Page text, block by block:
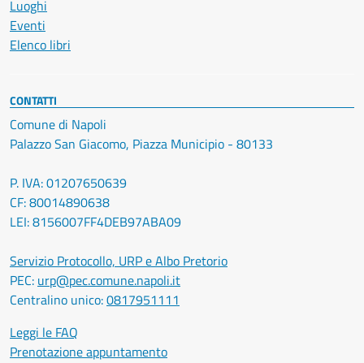
Luoghi
Eventi
Elenco libri
CONTATTI
Comune di Napoli
Palazzo San Giacomo, Piazza Municipio - 80133
P. IVA: 01207650639
CF: 80014890638
LEI: 8156007FF4DEB97ABA09
Servizio Protocollo, URP e Albo Pretorio
PEC: urp@pec.comune.napoli.it
Centralino unico:0817951111
Leggi le FAQ
Prenotazione appuntamento